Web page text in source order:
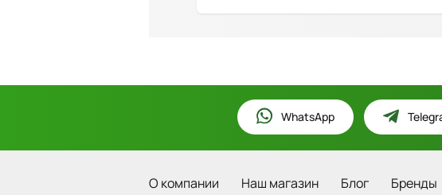
WhatsApp
О компании Наш магазин Блог Бренды